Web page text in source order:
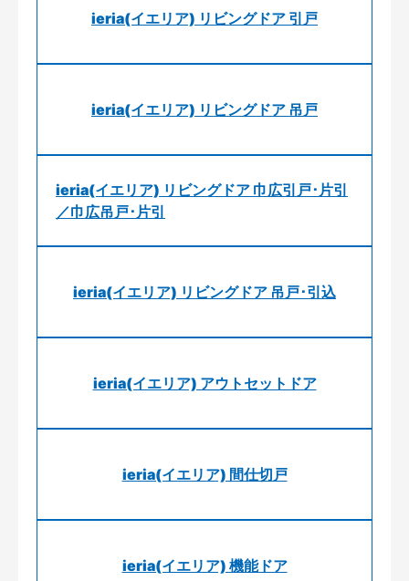
ieria(イエリア) リビングドア 引戸
ieria(イエリア) リビングドア 吊戸
ieria(イエリア) リビングドア 巾広引戸･片引
／巾広吊戸･片引
ieria(イエリア) リビングドア 吊戸･引込
ieria(イエリア) アウトセットドア
ieria(イエリア) 間仕切戸
ieria(イエリア) 機能ドア